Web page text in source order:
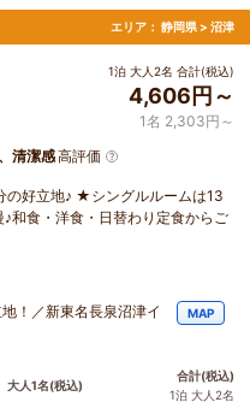
エリア： 静岡県 > 沼津
1泊 大人2名 合計(税込)
4,606円～
1名 2,303円～
清潔感高評価
の好立地♪ ★シングルルームは13
和食・洋食・日替わり定食からご
！／新東名長泉沼津イ
MAP
大人1名(税込)
合計(税込)
1泊 大人2名